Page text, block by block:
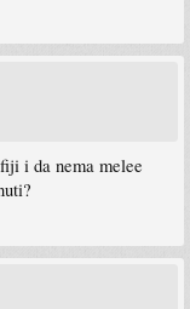
i da nema melee